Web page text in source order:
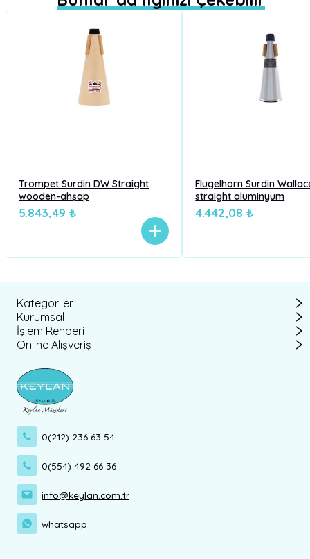
Trompet Surdin DW Straight
wooden-ahşap
5.843,49 ₺
Flugelhorn Surdin
straight aluminyum
4.442,08 ₺
Kategoriler
Kurumsal
İşlem Rehberi
Online Alışveriş
0(212) 236 63 54
0(554) 492 66 36
info@keylan.com.tr
whatsapp